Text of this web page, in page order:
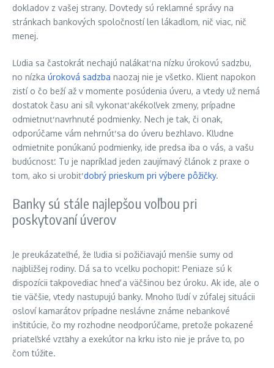
dokladov z vašej strany. Dovtedy sú reklamné správy na
stránkach bankových spoločností len lákadlom, nič viac, nič
menej.
Ľudia sa častokrát nechajú nalákať na nízku úrokovú sadzbu,
no nízka úroková sadzba naozaj nie je všetko. Klient napokon
zistí o čo beží až v momente posúdenia úveru, a vtedy už nemá
dostatok času ani síl vykonať akékoľvek zmeny, prípadne
odmietnuť navrhnuté podmienky. Nech je tak, či onak,
odporúčame vám nehrnúť sa do úveru bezhlavo. Kľudne
odmietnite ponúkanú podmienky, ide predsa iba o vás, a vašu
budúcnosť. Tu je napríklad jeden zaujímavý článok z praxe o
tom, ako si urobiťdobrý prieskum pri výbere pôžičky.
Banky sú stále najlepšou voľbou pri
poskytovaní úverov
Je preukázateľné, že ľudia si požičiavajú menšie sumy od
najbližšej rodiny. Dá sa to vcelku pochopiť. Peniaze sú k
dispozícii takpovediac hneď a väčšinou bez úroku. Ak ide, ale o
tie väčšie, vtedy nastupujú banky. Mnoho ľudí v zúfalej situácii
osloví kamarátov prípadne neslávne známe nebankové
inštitúcie, čo my rozhodne neodporúčame, pretože pokazené
priateľské vzťahy a exekútor na krku isto nie je práve to, po
čom túžite.